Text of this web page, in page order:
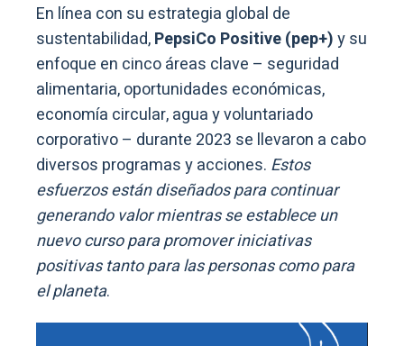
En línea con su estrategia global de
sustentabilidad,PepsiCo Positive (pep+)y su
enfoque en cinco áreas clave – seguridad
alimentaria, oportunidades económicas,
economía circular, agua y voluntariado
corporativo – durante 2023 se llevaron a cabo
diversos programas y acciones. Estos
esfuerzos están diseñados para continuar
generando valor mientras se establece un
nuevo curso para promover iniciativas
positivas tanto para las personas como para
el planeta.